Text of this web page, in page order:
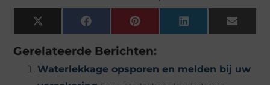
X
(Twitter)
FacebookPinterest LinkedIn Email
Gerelateerde Berichten:
Waterlekkage opsporen en melden bij uw